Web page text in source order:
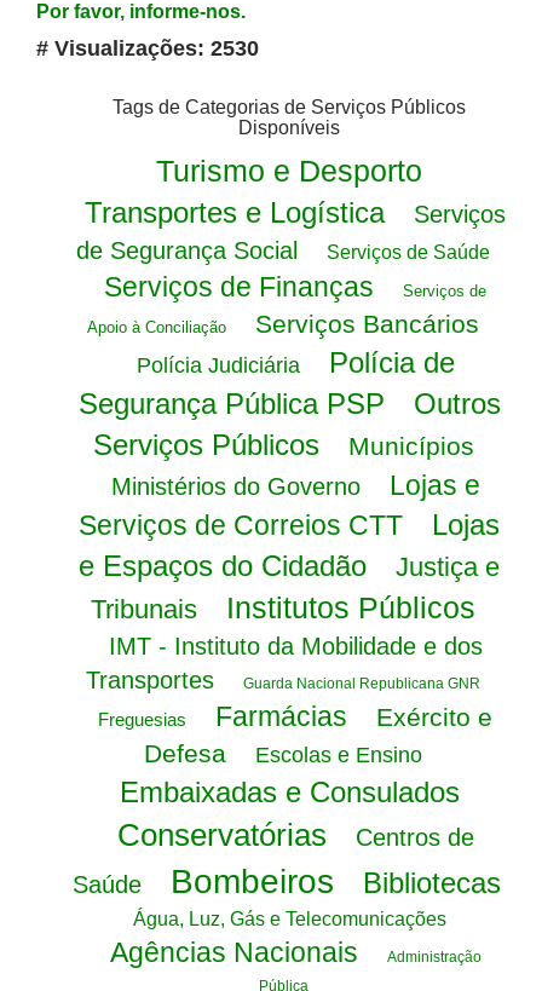
Por favor, informe-nos.
# Visualizações: 2530
Tags de Categorias de Serviços Públicos
Disponíveis
Turismo e Desporto
Transportes e Logística
Serviços
de Segurança Social
Serviços de Saúde
Serviços de Finanças
Serviços de
Apoio à Conciliação
Serviços Bancários
Polícia Judiciária
Polícia de
Segurança Pública PSP
Outros
Serviços Públicos
Municípios
Ministérios do Governo
Lojas e
Serviços de Correios CTT
Lojas
e Espaços do Cidadão
Justiça e
Tribunais
Institutos Públicos
IMT - Instituto da Mobilidade e dos
Transportes
Guarda Nacional Republicana GNR
Freguesias Farmácias
Exército e
Defesa
Escolas e Ensino
Embaixadas e Consulados
Conservatórias
Centros de
Saúde
Bombeiros Bibliotecas
Água, Luz, Gás e Telecomunicações
Agências Nacionais
Administração
Pública